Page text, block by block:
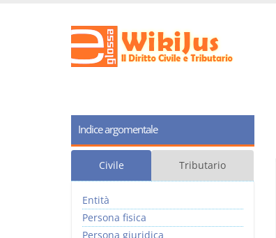
Indice argomentale
Civile Tributario
Entità
Persona fisica
Persona giuridica